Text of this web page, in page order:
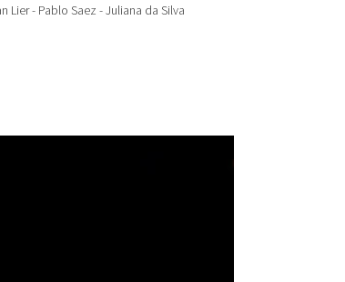
Lier - Pablo Saez - Juliana da Silva